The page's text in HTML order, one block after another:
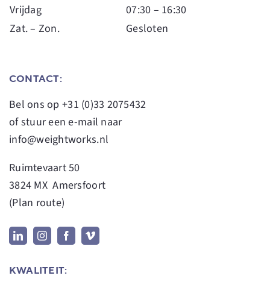
Vrijdag
07:30 – 16:30
Zat. – Zon.
Gesloten
CONTACT:
Bel ons op +31 (0)33 2075432
of stuur een e-mail naar
info@weightworks.nl
Ruimtevaart 50
3824 MX Amersfoort
(Plan route)
KWALITEIT: